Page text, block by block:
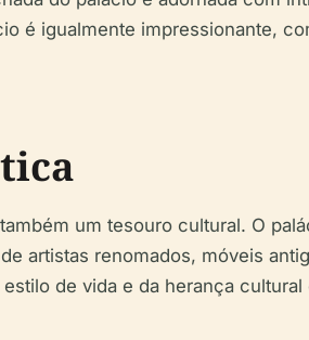
é igualmente impressionante,
um tesouro cultural. O
artistas renomados, móveis
de vida e da herança cultural